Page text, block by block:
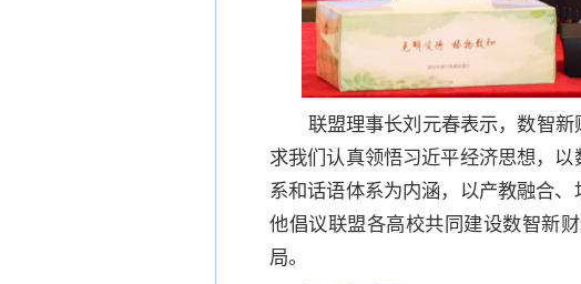
联盟理事长刘元春表示，数智
求我们认真领悟习近平经济思想，
系和话语体系为内涵，以产教融合
他倡议联盟各高校共同建设数智新
局。